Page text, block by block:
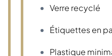
Verre recyclé
Étiquettes en
Plastique